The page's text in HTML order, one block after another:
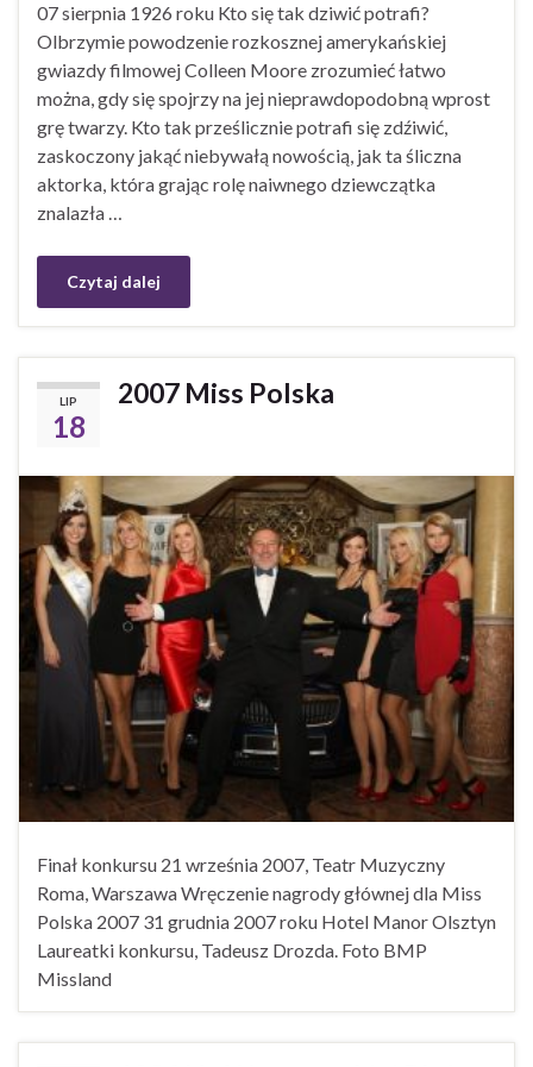
07 sierpnia 1926 roku Kto się tak dziwić potrafi?
Olbrzymie powodzenie rozkosznej amerykańskiej
gwiazdy filmowej Colleen Moore zrozumieć łatwo
można, gdy się spojrzy na jej nieprawdopodobną wprost
grę twarzy. Kto tak prześlicznie potrafi się zdźiwić,
zaskoczony jakąć niebywałą nowością, jak ta śliczna
aktorka, która grając rolę naiwnego dziewczątka
znalazła …
Czytaj dalej
LIP
18
2007 Miss Polska
Finał konkursu 21 września 2007, Teatr Muzyczny
Roma, Warszawa Wręczenie nagrody głównej dla Miss
Polska 2007 31 grudnia 2007 roku Hotel Manor Olsztyn
Laureatki konkursu, Tadeusz Drozda. Foto BMP
Missland